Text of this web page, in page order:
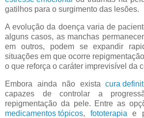
gatilhos para o surgimento das lesões.
A evolução da doença varia de
alguns casos, as manchas
em outros, podem se expandir
situações em que ocorre
o que reforça o caráter imprevisível da
Embora ainda não existacura
capazes de controlar a
repigmentação da pele. Entre as
medicamentos tópicos, fototerapia e